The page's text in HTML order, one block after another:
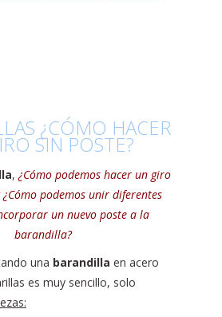
¿CÓMO HACER
SIN POSTE?
, ¿Cómo podemos hacer un giro
podemos unir diferentes
un nuevo poste a la
barandilla?
una barandilla en acero
es muy sencillo, solo